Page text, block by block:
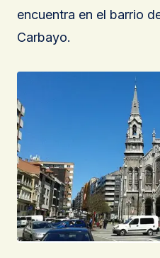
encuentra en el barrio
Carbayo.